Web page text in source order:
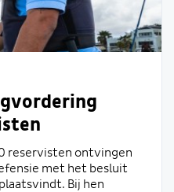
reservisten ontvingen
met het besluit
Bij hen